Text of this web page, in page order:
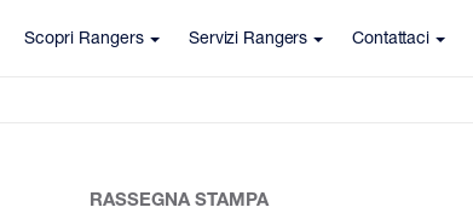
Scopri Rangers Servizi Rangers Contattaci
RASSEGNA STAMPA